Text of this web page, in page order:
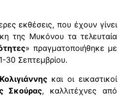
εκθέσεις, που έχουν γίνει
της Μυκόνου τα τελευταία
» πραγματοποιήθηκε με
30 Σεπτεμβρίου.
και οι εικαστικοί
Σκούρας, καλλιτέχνες από